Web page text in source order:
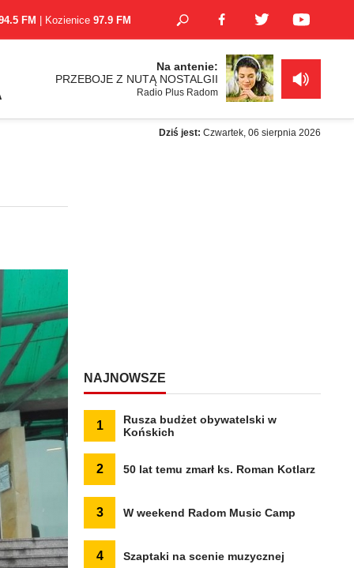
FM | Kozienice 97.9 FM
Na antenie:
PRZEBOJE Z NUTĄ NOSTALGII
Radio Plus Radom
Dziś jest: Czwartek, 06 sierpnia 2026
NAJNOWSZE
1
Rusza budżet obywatelski w
Końskich
2 50 lat temu zmarł ks. Roman Kotlarz
3 W weekend Radom Music Camp
4 Szaptaki na scenie muzycznej